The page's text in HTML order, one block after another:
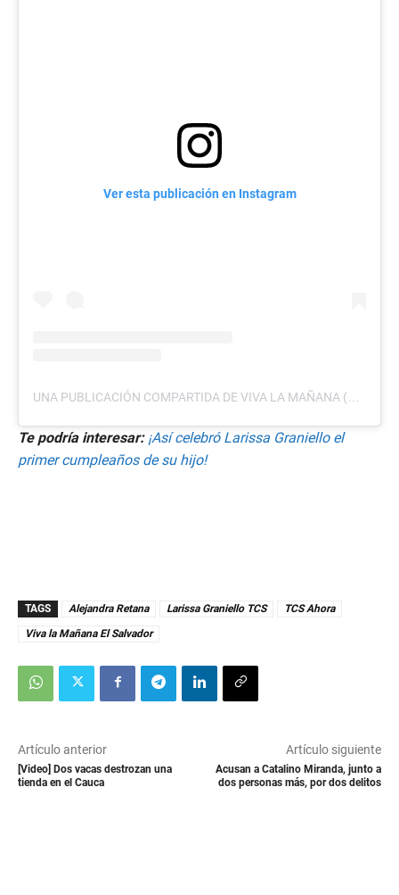
Ver esta publicación en Instagram
Te podría interesar: ¡Así celebró Larissa Graniello el
primer cumpleaños de su hijo!
TAGS Alejandra Retana Larissa Graniello TCS
TCS Ahora
Viva la Mañana El Salvador
Artículo anterior
[Video] Dos vacas destrozan una
tienda en el Cauca
Artículo siguiente
Acusan a Catalino Miranda, junto a
dos personas más, por dos delitos